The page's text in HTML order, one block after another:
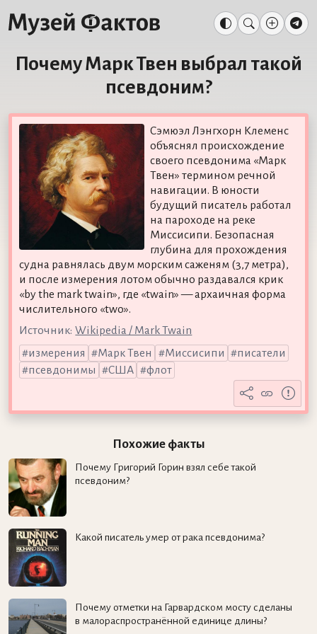
Почему Марк Твен выбрал такой
псевдоним?
Сэмюэл Лэнгхорн Клеменс
объяснял происхождение
своего псевдонима «Марк
Твен» термином речной
навигации. В юности
будущий писатель работал
на пароходе на реке
Миссисипи. Безопасная
глубина для прохождения
судна равнялась двум морским саженям (3,7 метра),
и после измерения лотом обычно раздавался крик
«by the mark twain», где «twain» — архаичная форма
числительного «two».
Источник: Wikipedia / Mark Twain
измерения
Марк Твен Миссисипи
писатели
псевдонимы
США флот
Похожие факты
Почему Григорий Горин взял себе такой
псевдоним?
Какой писатель умер от рака псевдонима?
Почему отметки на Гарвардском мосту сделаны
в малораспространённой единице длины?